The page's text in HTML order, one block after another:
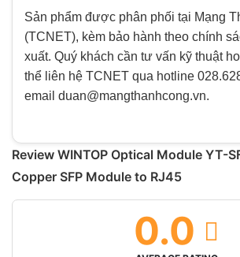
Sản phẩm được phân phối tại Mạng
(TCNET), kèm bảo hành theo chính
xuất. Quý khách cần tư vấn kỹ thuật
thể liên hệ TCNET qua hotline
email duan@mangthanhcong.vn.
Review WINTOP Optical Module YT-
Copper SFP Module to RJ45
0.0